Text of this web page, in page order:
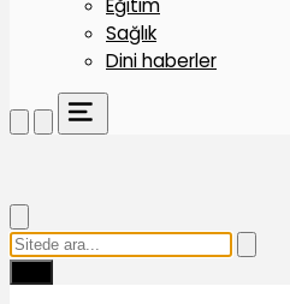
Eğitim
Sağlık
Dini haberler